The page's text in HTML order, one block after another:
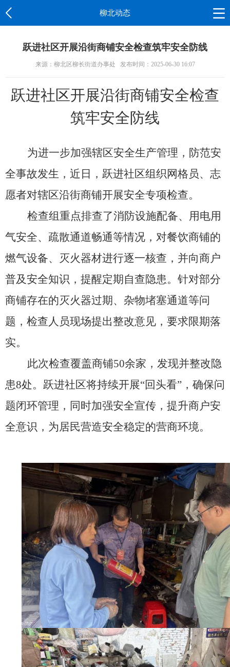
柳北动态
跃进社区开展沿街商铺安全检查筑牢安全防线
来源：柳北区柳长街道办事处 发布时间：2025-06-30 16:07
跃进社区开展沿街商铺安全检查
筑牢安全防线
为进一步加强辖区安全生产管理，防范安
全事故发生，近日，跃进社区组织网格员、志
愿者对辖区沿街商铺开展安全专项检查。
检查组重点排查了消防设施配备、用电用
气安全、疏散通道畅通等情况，对餐饮商铺的
燃气设备、灭火器材进行逐一核查，并向商户
普及安全知识，提醒定期自查隐患。针对部分
商铺存在的灭火器过期、杂物堵塞通道等问
题，检查人员现场提出整改意见，要求限期落
实。
此次检查覆盖商铺50余家，发现并整改隐
患8处。跃进社区将持续开展“回头看”，确保问
题闭环管理，同时加强安全宣传，提升商户安
全意识，为居民营造安全稳定的营商环境。